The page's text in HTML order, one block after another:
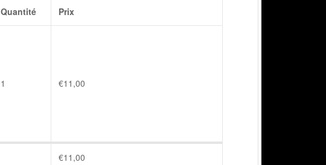
Quantité Prix
1 €11,00
€11,00